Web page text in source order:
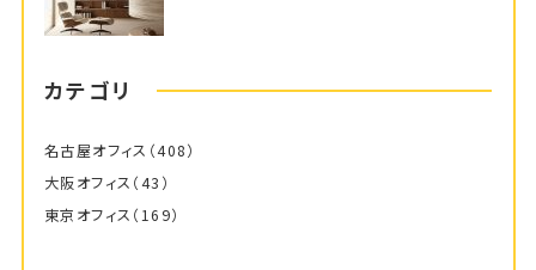
カテゴリ
名古屋オフィス （408）
大阪オフィス （43）
東京オフィス （169）